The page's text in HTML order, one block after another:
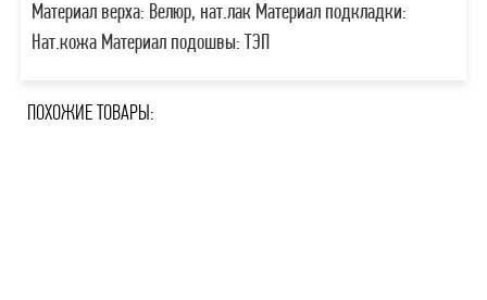
Материал верха: Велюр, нат.лак Материал подкладки:
Нат.кожа Материал подошвы: ТЭП
ПОХОЖИЕ ТОВАРЫ: